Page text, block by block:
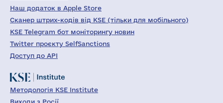
Наш додаток в Apple Store
Сканер штрих-кодів від KSE (тільки для мобільного)
KSE Telegram бот моніторингу новин
Twitter проєкту SelfSanctions
Доступ до API
Методологія KSE Institute
Виходи з Росії